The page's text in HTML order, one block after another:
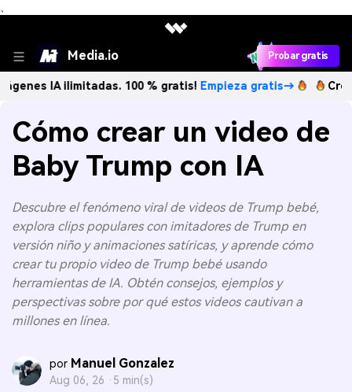
、
Media.io Probar gratis
ilimitadas. 100 % gratis!Empieza gratis→ Crea
Cómo crear un video de
Baby Trump con IA
Descubre el fenómeno viral de videos de Trump bebé,
explora clips populares con imitadores de Trump en
versión niño y animaciones satíricas, y aprende cómo
crear tu propio video de Trump bebé usando
herramientas de IA. Obtén consejos, ejemplos y
perspectivas sobre por qué estos videos cautivan a
millones en línea.
por Manuel Gonzalez
Aug 06, 26 · 5 min(s)